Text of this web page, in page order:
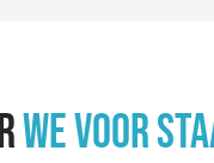
WE VOOR